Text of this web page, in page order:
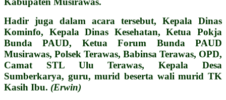
Hadir juga dalam acara tersebut, Kepala Dinas
Kominfo, Kepala Dinas Kesehatan, Ketua Pokja
Bunda PAUD, Ketua Forum Bunda PAUD
Musirawas, Polsek Terawas, Babinsa Terawas, OPD,
Camat STL Ulu Terawas, Kepala Desa
Sumberkarya, guru, murid beserta wali murid TK
Kasih Ibu. (Erwin)